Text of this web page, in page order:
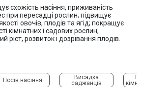
схожість насіння, приживаність
при пересадці рослин; підвищує
овочів, плодів та ягід; покращує
кімнатних і садових рослин;
ріст, розвиток і дозрівання плодів.
Посів насіння
Висадка
саджанців